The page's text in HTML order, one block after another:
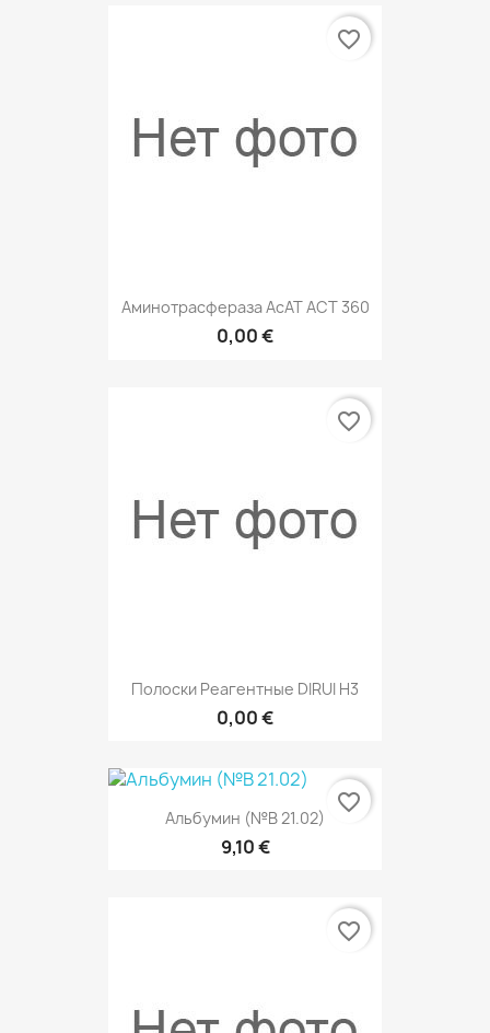
Аминотрасфераза АсАТ АСТ 360
0,00 €
favorite_border
Полоски Реагентные DIRUI H3
0,00 €
favorite_border
Альбумин (№В 21.02)
9,10 €
favorite_border
favorite_border